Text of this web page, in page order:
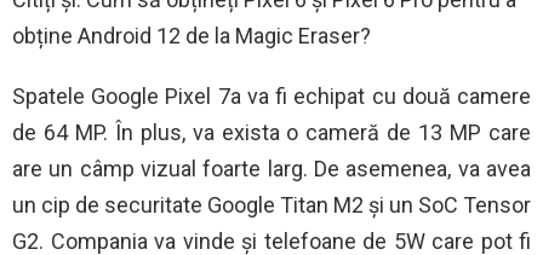
obține Android 12 de la Magic Eraser?
Spatele Google Pixel 7a va fi echipat cu două camere
de 64 MP. În plus, va exista o cameră de 13 MP care
are un câmp vizual foarte larg. De asemenea, va avea
un cip de securitate Google Titan M2 și un SoC Tensor
G2. Compania va vinde și telefoane de 5W care pot fi